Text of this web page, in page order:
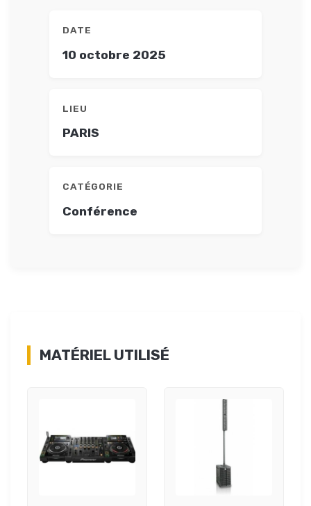
DATE
10 octobre 2025
LIEU
PARIS
CATÉGORIE
Conférence
MATÉRIEL UTILISÉ